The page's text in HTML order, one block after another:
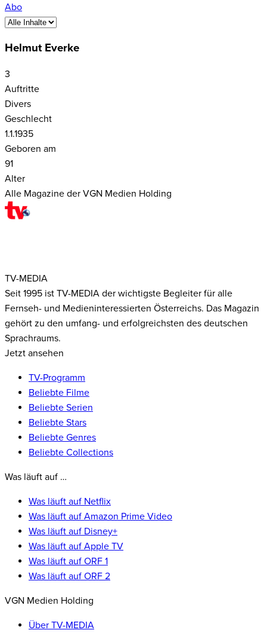
Abo
Helmut Everke
3
Auftritte
Divers
Geschlecht
1.1.1935
Geboren am
91
Alter
Alle Magazine der VGN Medien Holding
TV-MEDIA
Seit 1995 ist TV-MEDIA der wichtigste Begleiter für alle
Fernseh- und Medieninteressierten Österreichs. Das Magazin
gehört zu den umfang- und erfolgreichsten des deutschen
Sprachraums.
Jetzt ansehen
TV-Programm
Beliebte Filme
Beliebte Serien
Beliebte Stars
Beliebte Genres
Beliebte Collections
Was läuft auf …
Was läuft auf Netflix
Was läuft auf Amazon Prime Video
Was läuft auf Disney+
Was läuft auf Apple TV
Was läuft auf ORF 1
Was läuft auf ORF 2
VGN Medien Holding
Über TV-MEDIA